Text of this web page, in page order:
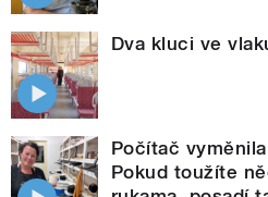
Dva kluci ve
Počítač
Pokud toužíte